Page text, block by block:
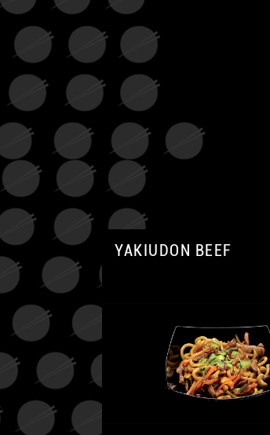
YAKIUDON BEEF